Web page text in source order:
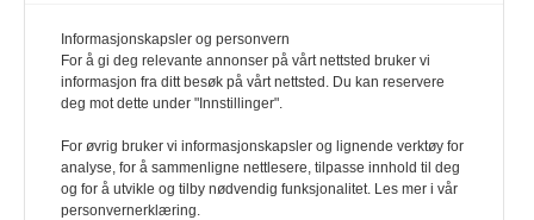
FOTO:
SIGNE FUGLESTEG LUKSENGARD
– Det er miljøet som er viktig. Foreldra mine bygde
opp eit sterkt ungdomsmiljø for folkemusikk og -
dans. Eg har hatt mange vener som har hatt same
interesse, det sosiale har betydd mykje.
Informasjonskapsler og personvern
For å gi deg relevante annonser på vårt nettsted bruker vi
informasjon fra ditt besøk på vårt nettsted. Du kan reservere
deg mot dette under "Innstillinger".
For øvrig bruker vi informasjonskapsler og lignende verktøy for
analyse, for å sammenligne nettlesere, tilpasse innhold til deg
og for å utvikle og tilby nødvendig funksjonalitet. Les mer i vår
personvernerklæring.